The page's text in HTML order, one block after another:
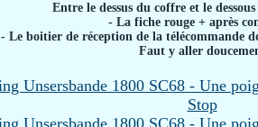
Entre le dessus du coffre et le
- La fiche rouge + après
- Le boitier de réception de la télécommande
Faut y aller